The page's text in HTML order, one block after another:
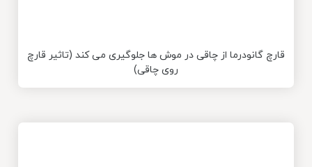
قارچ گانودرما از چاقی در موش ها جلوگیری می کند (تاثیر قارچ
روی چاقی)